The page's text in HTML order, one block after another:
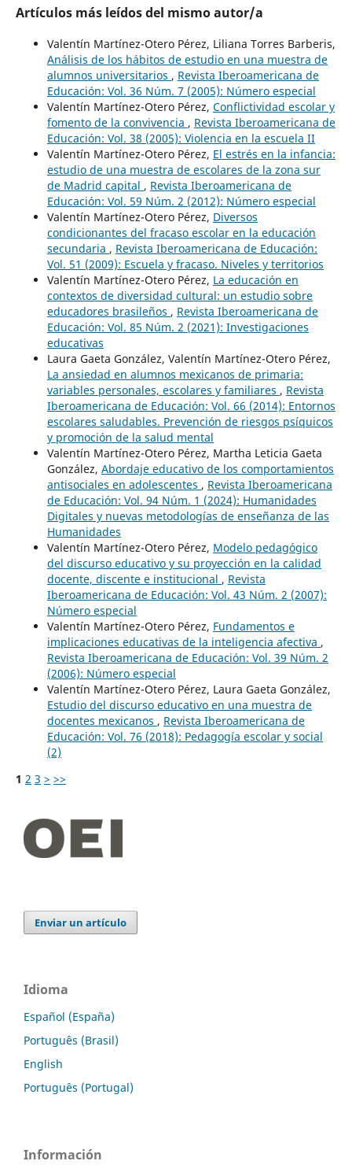
Artículos más leídos del mismo autor/a
Valentín Martínez-Otero Pérez, Liliana Torres Barberis,
Análisis de los hábitos de estudio en una muestra de
alumnos universitarios , Revista Iberoamericana de
Educación: Vol. 36 Núm. 7 (2005): Número especial
Valentín Martínez-Otero Pérez, Conflictividad escolar y
fomento de la convivencia , Revista Iberoamericana de
Educación: Vol. 38 (2005): Violencia en la escuela II
Valentín Martínez-Otero Pérez, El estrés en la infancia:
estudio de una muestra de escolares de la zona sur
de Madrid capital , Revista Iberoamericana de
Educación: Vol. 59 Núm. 2 (2012): Número especial
Valentín Martínez-Otero Pérez, Diversos
condicionantes del fracaso escolar en la educación
secundaria , Revista Iberoamericana de Educación:
Vol. 51 (2009): Escuela y fracaso. Niveles y territorios
Valentín Martínez-Otero Pérez, La educación en
contextos de diversidad cultural: un estudio sobre
educadores brasileños , Revista Iberoamericana de
Educación: Vol. 85 Núm. 2 (2021): Investigaciones
educativas
Laura Gaeta González, Valentín Martínez-Otero Pérez,
La ansiedad en alumnos mexicanos de primaria:
variables personales, escolares y familiares , Revista
Iberoamericana de Educación: Vol. 66 (2014): Entornos
escolares saludables. Prevención de riesgos psíquicos
y promoción de la salud mental
Valentín Martínez-Otero Pérez, Martha Leticia Gaeta
González, Abordaje educativo de los comportamientos
antisociales en adolescentes , Revista Iberoamericana
de Educación: Vol. 94 Núm. 1 (2024): Humanidades
Digitales y nuevas metodologías de enseñanza de las
Humanidades
Valentín Martínez-Otero Pérez, Modelo pedagógico
del discurso educativo y su proyección en la calidad
docente, discente e institucional , Revista
Iberoamericana de Educación: Vol. 43 Núm. 2 (2007):
Número especial
Valentín Martínez-Otero Pérez, Fundamentos e
implicaciones educativas de la inteligencia afectiva ,
Revista Iberoamericana de Educación: Vol. 39 Núm. 2
(2006): Número especial
Valentín Martínez-Otero Pérez, Laura Gaeta González,
Estudio del discurso educativo en una muestra de
docentes mexicanos , Revista Iberoamericana de
Educación: Vol. 76 (2018): Pedagogía escolar y social
(2)
1 2 3 > >>
Enviar un artículo
Idioma
Español (España)
Português (Brasil)
English
Português (Portugal)
Información